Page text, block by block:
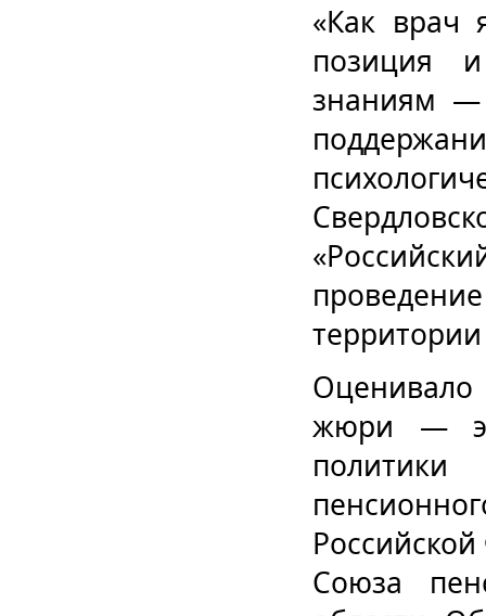
«Как врач
позиция
знаниям —
жюри —
Союза